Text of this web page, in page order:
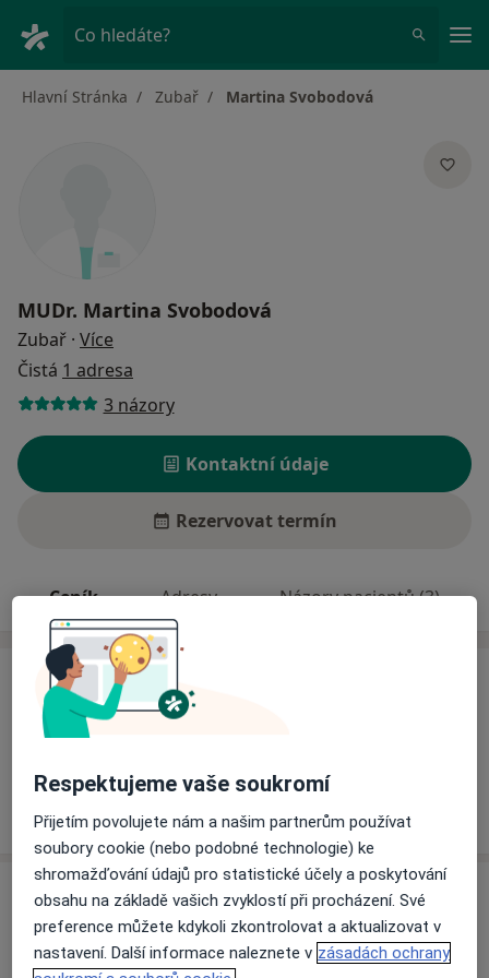
Co hledáte?
Hlavní Stránka Zubař Martina Svobodová
MUDr. Martina Svobodová
Zubař · Více
Čistá 1 adresa
3 názory
Kontaktní údaje
Rezervovat termín
Ceník Adresy Názory pacientů (3)
Ceník
Informace o službách a cenách nejsou k dispozici
svých službách.
Adresa
Zdravotní středisko - zubní ordinace
Sportovců 114,Čistá 27034
Respektujeme vaše soukromí
Přijetím povolujete nám a našim partnerům používat
soubory cookie (nebo podobné technologie) ke
shromažďování údajů pro statistické účely a poskytování
obsahu na základě vašich zvyklostí při procházení. Své
preference můžete kdykoli zkontrolovat a aktualizovat v
nastavení. Další informace naleznete v zásadách ochrany